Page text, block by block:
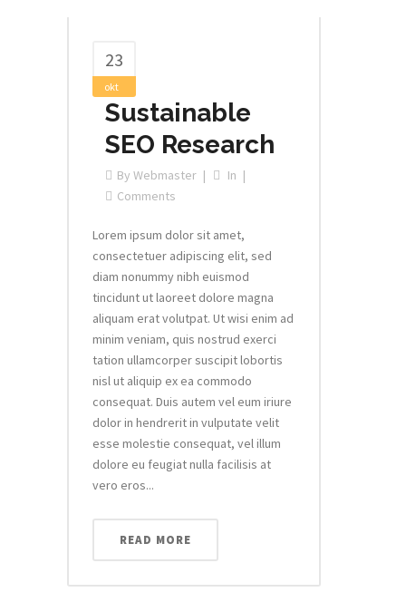
23
okt
Sustainable
SEO Research
By Webmaster
In
Comments
Lorem ipsum dolor sit amet,
consectetuer adipiscing elit, sed
diam nonummy nibh euismod
tincidunt ut laoreet dolore magna
aliquam erat volutpat. Ut wisi enim ad
minim veniam, quis nostrud exerci
tation ullamcorper suscipit lobortis
nisl ut aliquip ex ea commodo
consequat. Duis autem vel eum iriure
dolor in hendrerit in vulputate velit
esse molestie consequat, vel illum
dolore eu feugiat nulla facilisis at
vero eros...
READ MORE